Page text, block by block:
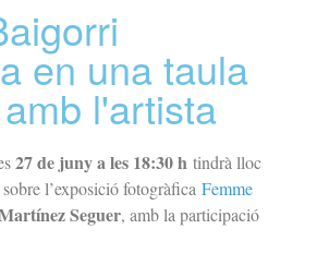
en una taula
l'artista
27 de juny a les 18:30 h tindrà lloc
sobre l’exposició fotogràfica Femme
Seguer, amb la participació